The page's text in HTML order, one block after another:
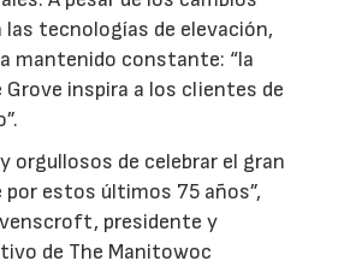
las tecnologías de elevación,
mantenido constante: “la
Grove inspira a los clientes de
orgullosos de celebrar el gran
por estos últimos 75 años”,
presidente y
de The Manitowoc